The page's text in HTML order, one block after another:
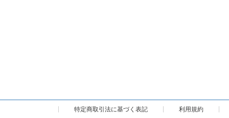
特定商取引法に基づく表記 利用規約